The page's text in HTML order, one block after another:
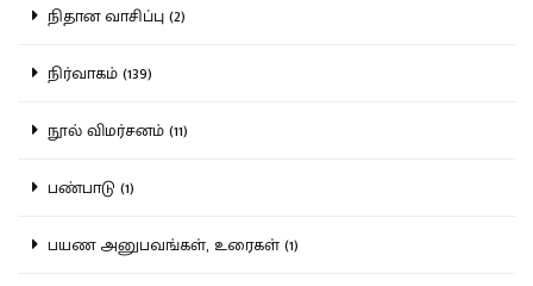
நிதான வாசிப்பு (2)
நிர்வாகம் (139)
நூல் விமர்சனம் (11)
பண்பாடு (1)
பயண அனுபவங்கள், உரைகள் (1)